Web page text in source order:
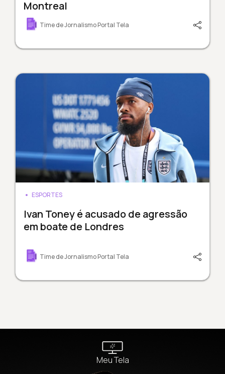
Montreal
Time de Jornalismo Portal Tela
ESPORTES
Ivan Toney é acusado de agressão
em boate de Londres
Time de Jornalismo Portal Tela
Meu Tela